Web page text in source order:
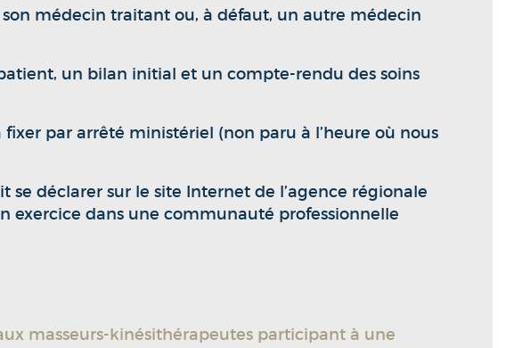
médecin traitant ou, à défaut, un autre médecin
un bilan initial et un compte-rendu des soins
par arrêté ministériel (non paru à l’heure où nous
déclarer sur le site Internet de l’agence régionale
dans une communauté professionnelle
masseurs-kinésithérapeutes participant à une